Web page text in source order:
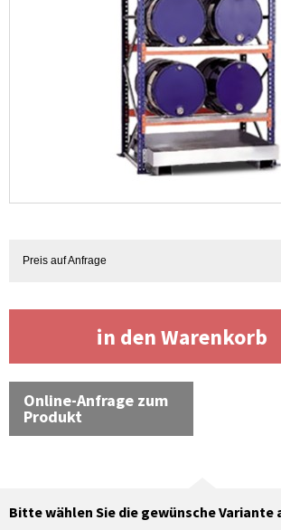
Preis auf Anfrage
in den Warenkorb
Online-Anfrage zum
Produkt
Bitte wählen Sie die gewünsche Variante